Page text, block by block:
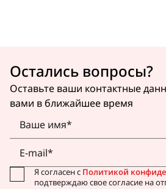
Остались вопросы?
Оставьте ваши контактные
вами в ближайшее время
Я согласен с Политикой
подтверждаю свое согласие на